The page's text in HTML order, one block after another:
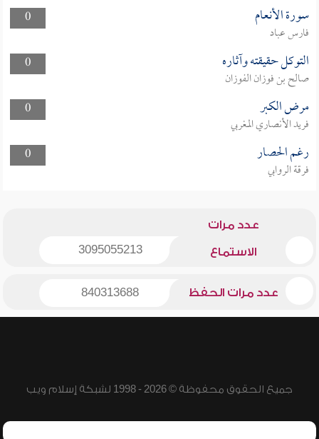
0
سورة الأنعام
فارس عباد
0
التوكل حقيقته وآثاره
صالح بن فوزان الفوزان
0
مرض الكبر
فريد الأنصاري المغربي
0
رغم الحصار
فرقة الروابي
عدد مرات
الاستماع 3095055213
عدد مرات الحفظ 840313688
جميع الحقوق محفوظة © 2026 - 1998 لشبكة إسلام ويب